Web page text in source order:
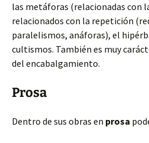
las metáforas (relacionadas con
relacionados con la repetición
paralelismos, anáforas), el
cultismos. También es muy
del encabalgamiento.
Prosa
Dentro de sus obras en prosa